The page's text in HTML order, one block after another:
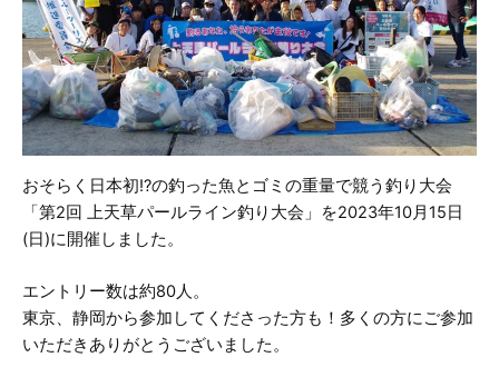
おそらく日本初!?の釣った魚とゴミの重量で競う釣り大会
「第2回 上天草パールライン釣り大会」を2023年10月15日
(日)に開催しました。
エントリー数は約80人。
東京、静岡から参加してくださった方も！多くの方にご参加
いただきありがとうございました。